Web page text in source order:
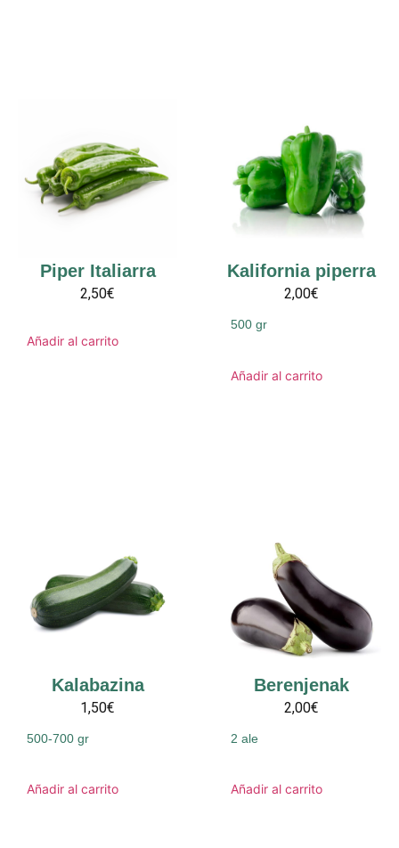
Piper Italiarra
2,50€
Añadir al carrito
Kalifornia piperra
2,00€
500 gr
Añadir al carrito
Kalabazina
1,50€
500-700 gr
Añadir al carrito
Berenjenak
2,00€
2 ale
Añadir al carrito